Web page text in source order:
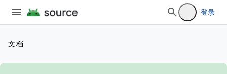
登录
文档